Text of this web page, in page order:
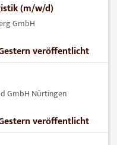
(m/w/d)
GmbH
veröffentlicht
GmbH Nürtingen
veröffentlicht